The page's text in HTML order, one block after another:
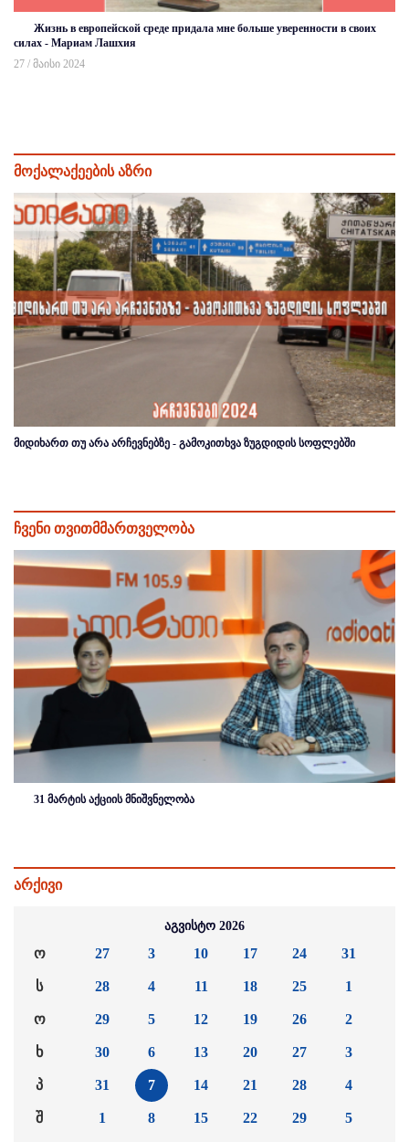
Жизнь в европейской среде придала мне больше уверенности в своих
силах - Мариам Лашхия
27 / მაისი 2024
მოქალაქეების აზრი
მიდიხართ თუ არა არჩევნებზე - გამოკითხვა ზუგდიდის სოფლებში
ჩვენი თვითმმართველობა
31 მარტის აქციის მნიშვნელობა
არქივი
აგვისტო 2026
ო
ს
ო
ხ
პ
შ
27
28
29
30
31
1
3
4
5
6
7
8
10
11
12
13
14
15
17
18
19
20
21
22
24
25
26
27
28
29
31
1
2
3
4
5